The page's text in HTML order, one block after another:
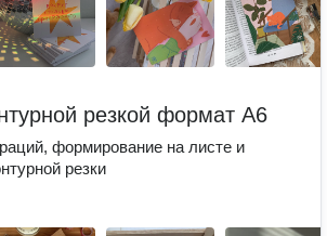
резкой формат А6
формирование на листе и
резки